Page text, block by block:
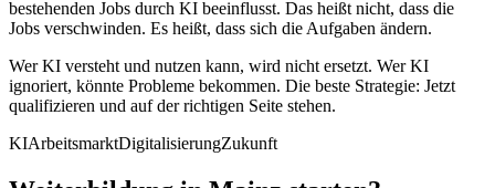
bestehenden Jobs durch KI beeinflusst. Das heißt nicht, dass die
Jobs verschwinden. Es heißt, dass sich die Aufgaben ändern.
Wer KI versteht und nutzen kann, wird nicht ersetzt. Wer KI
ignoriert, könnte Probleme bekommen. Die beste Strategie: Jetzt
qualifizieren und auf der richtigen Seite stehen.
KIArbeitsmarktDigitalisierungZukunft